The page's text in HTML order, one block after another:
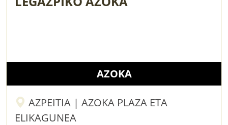
AZOKA
AZPEITIA | AZOKA PLAZA ETA
ELIKAGUNEA